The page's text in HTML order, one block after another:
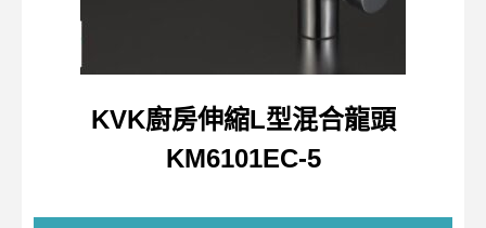
KVK廚房伸縮L型混合龍頭
KM6101EC-5